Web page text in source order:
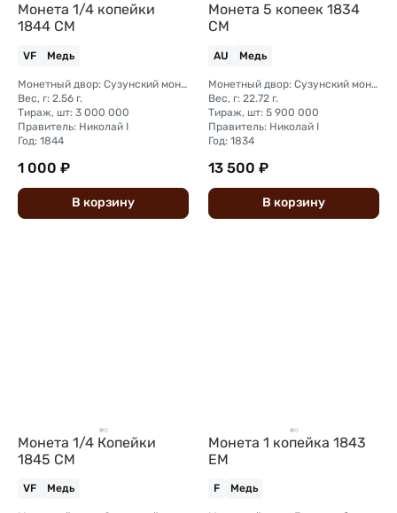
Монета 1/4 копейки
1844 СМ
VF Медь
Монетный двор: Сузунский монетный двор (Сибирь)
Вес, г: 2.56 г.
Тираж, шт: 3 000 000
Правитель: Николай I
Год: 1844
1 000 ₽
В корзину
Монета 5 копеек 1834
СМ
AU Медь
Монетный двор: Сузунский монетный двор (Сибирь)
Вес, г: 22.72 г.
Тираж, шт: 5 900 000
Правитель: Николай I
Год: 1834
13 500 ₽
В корзину
Монета 1/4 Копейки
1845 СМ
VF Медь
Монета 1 копейка 1843
ЕМ
F Медь